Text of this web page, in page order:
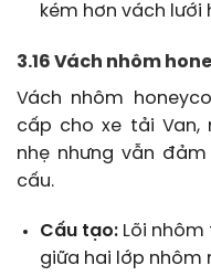
kém hơn vách lưới
3.16 Vách nhôm
Vách nhôm
cấp cho xe tải Van,
nhẹ nhưng vẫn
cấu.
Cấu tạo:Lõi nhôm
giữa hai lớp nhôm